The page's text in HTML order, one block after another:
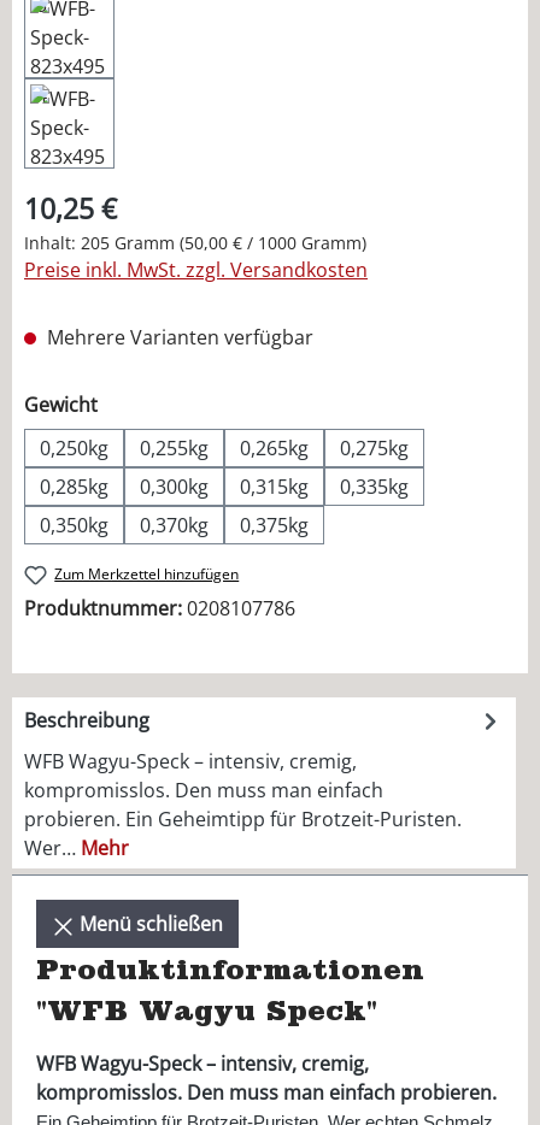
10,25 €
Inhalt: 205 Gramm (50,00 € / 1000 Gramm)
Preise inkl. MwSt. zzgl. Versandkosten
Mehrere Varianten verfügbar
Gewichtauswählen
0,250kg
0,255kg 0,265kg
0,275kg
0,285kg
0,300kg 0,315kg
0,335kg
0,350kg
0,370kg 0,375kg
Zum Merkzettel hinzufügen
Produktnummer:0208107786
Beschreibung
WFB Wagyu-Speck – intensiv, cremig,
kompromisslos. Den muss man einfach
probieren. Ein Geheimtipp für Brotzeit-Puristen.
Wer… Mehr
Menü schließen
Produktinformationen
"WFB Wagyu Speck"
WFB Wagyu-Speck – intensiv, cremig,
kompromisslos. Den muss man einfach probieren.